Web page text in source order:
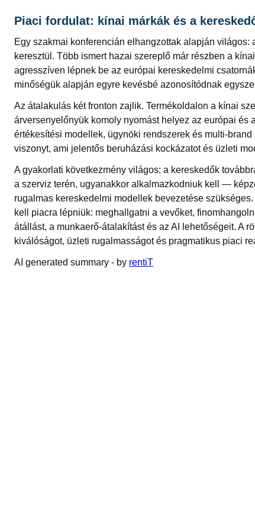
Piaci fordulat: kínai márkák és a
Egy szakmai konferencián elhangzottak alapján
keresztül. Több ismert hazai szereplő már részben a
agresszíven lépnek be az európai kereskedelmi
minőségük alapján egyre kevésbé azonosítódnak
Az átalakulás két fronton zajlik. Termékoldalon a kínai
árversenyelőnyük komoly nyomást helyez az európai
értékesítési modellek, ügynöki rendszerek és multi-
viszonyt, ami jelentős beruházási kockázatot és üzleti
A gyakorlati következmény világos: a kereskedők
a szerviz terén, ugyanakkor alkalmazkodniuk kell —
rugalmas kereskedelmi modellek bevezetése
kell piacra lépniük: meghallgatni a vevőket,
átállást, a munkaerő‑átalakítást és az AI lehetőségeit. A
kiválóságot, üzleti rugalmasságot és pragmatikus piaci
AI generated summary - by rentiT